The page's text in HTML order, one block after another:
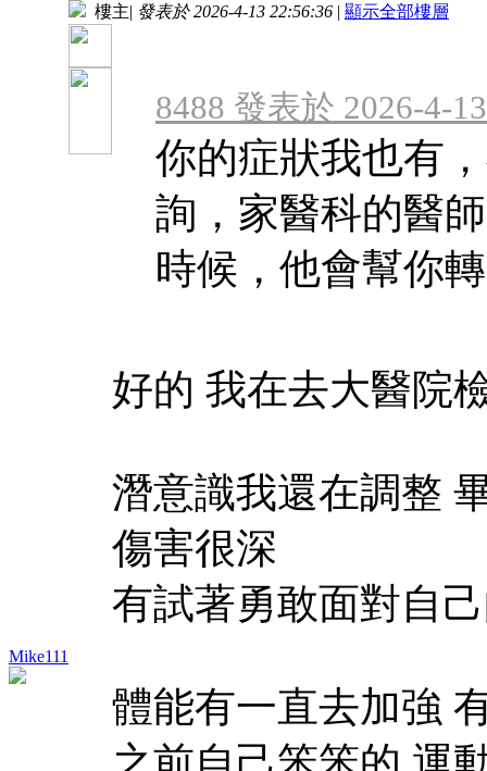
Mike111
樓主| 發表於 2026-4-13 22:56:36 | 顯示全部樓層
8488 發表於 2026-4-
你的症狀我也有
詢，家醫科的醫
時候，他會幫你
好的 我在去大醫院
潛意識我還在調整
傷害很深
有試著勇敢面對自
體能有一直去加強